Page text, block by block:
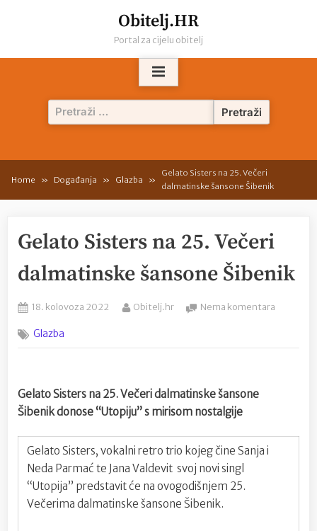
Obitelj.HR
Portal za cijelu obitelj
Pretraži:
Home Događanja Glazba
Gelato Sisters na 25. Večeri
dalmatinske šansone Šibenik
Gelato Sisters na 25. Večeri
dalmatinske šansone Šibenik
Posted
18. kolovoza 2022 By
Obitelj.hr Nema komentara
na
Glazba
Gelato Sisters na 25. Večeri dalmatinske šansone
Šibenikdonose “Utopiju” s mirisom nostalgije
Gelato Sisters, vokalni retro trio kojeg čine Sanja i
Neda Parmać te Jana Valdevit svoj novi singl
“Utopija” predstavit će na ovogodišnjem 25.
Večerima dalmatinske šansone Šibenik.